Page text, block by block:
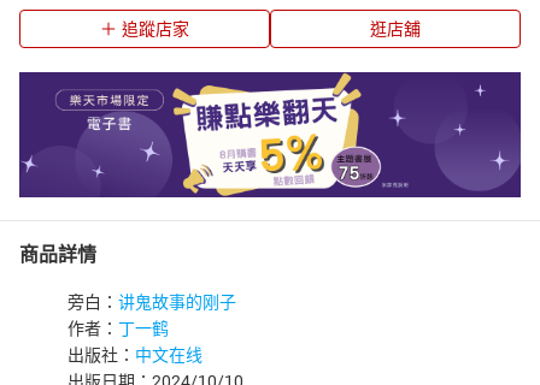
追蹤店家 逛店舖
商品詳情
旁白： 讲鬼故事的刚子
作者： 丁一鹤
出版社： 中文在线